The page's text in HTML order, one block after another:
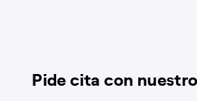
Pide cita con